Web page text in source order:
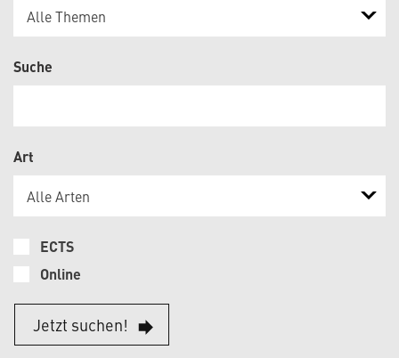
Alle Themen
Suche
Art
Alle Arten
ECTS
Online
Jetzt suchen!